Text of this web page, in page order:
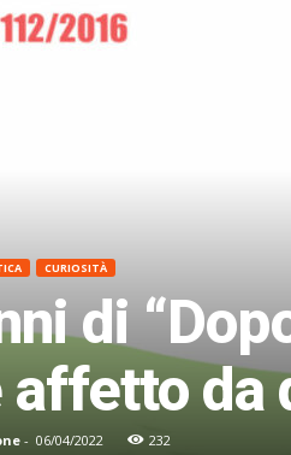
CURIOSITÀ
di
affetto da
- 06/04/2022 232